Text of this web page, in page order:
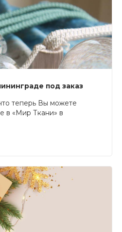
под заказ
теперь Вы можете
в «Мир Ткани» в